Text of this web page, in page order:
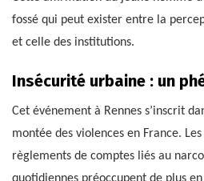
fossé qui peut exister entre la
et celle des institutions.
Insécurité urbaine : un
Cet événement à Rennes s’inscrit
montée des violences en France.
règlements de comptes liés au
quotidiennes préoccupent de plus